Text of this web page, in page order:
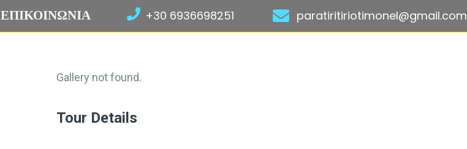
ΕΠΙΚΟΙΝΩΝΙΑ +30 6936698251 paratiritiriotimonel@gmail.com
Gallery not found.
Tour Details